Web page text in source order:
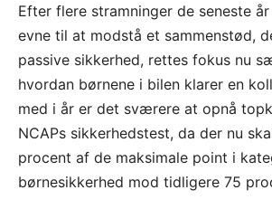
Efter flere stramninger de seneste
evne til at modstå et sammenstød,
passive sikkerhed, rettes fokus nu
hvordan børnene i bilen klarer en
med i år er det sværere at opnå
NCAPs sikkerhedstest, da der nu
procent af de maksimale point i
børnesikkerhed mod tidligere 75